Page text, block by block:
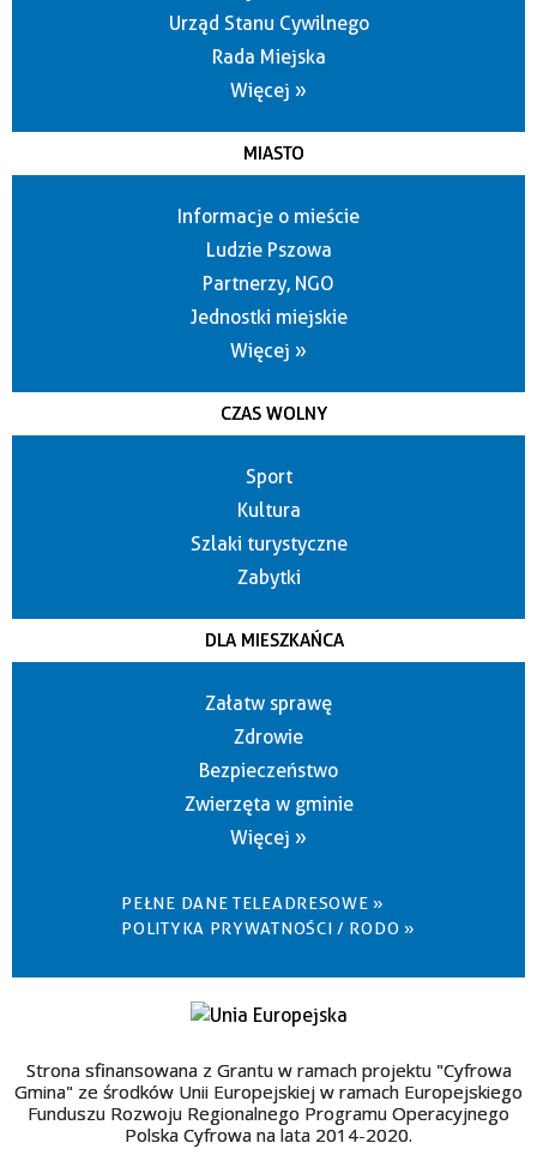
Urząd Stanu Cywilnego
Rada Miejska
Więcej »
MIASTO
Informacje o mieście
Ludzie Pszowa
Partnerzy, NGO
Jednostki miejskie
Więcej »
CZAS WOLNY
Sport
Kultura
Szlaki turystyczne
Zabytki
DLA MIESZKAŃCA
Załatw sprawę
Zdrowie
Bezpieczeństwo
Zwierzęta w gminie
Więcej »
PEŁNE DANE TELEADRESOWE »
POLITYKA PRYWATNOŚCI / RODO »
Strona sfinansowana z Grantu w ramach projektu "Cyfrowa
Gmina" ze środków Unii Europejskiej w ramach Europejskiego
Funduszu Rozwoju Regionalnego Programu Operacyjnego
Polska Cyfrowa na lata 2014-2020.